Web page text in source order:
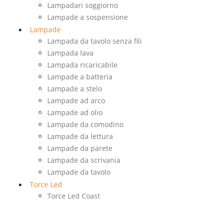
Lampadari soggiorno
Lampade a sospensione
Lampade
Lampada da tavolo senza fili
Lampada lava
Lampada ricaricabile
Lampade a batteria
Lampade a stelo
Lampade ad arco
Lampade ad olio
Lampade da comodino
Lampade da lettura
Lampade da parete
Lampade da scrivania
Lampade da tavolo
Torce Led
Torce Led Coast